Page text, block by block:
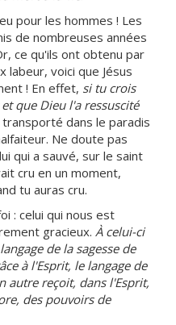
pour les hommes ! Les
de nombreuses années
ce qu'ils ont obtenu par
labeur, voici que Jésus
! En effet, si tu crois
que Dieu l'a ressuscité
dans le paradis
Ne doute pas
qui a sauvé, sur le saint
cru en un moment,
tu auras cru.
: celui qui nous est
gracieux. À celui-ci
de la sagesse de
à l'Esprit, le langage de
autre reçoit, dans l'Esprit,
des pouvoirs de